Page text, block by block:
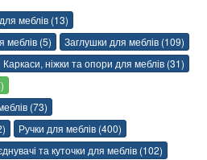
меблів (13)
(5)
Заглушки для меблів (109)
Каркаси, ніжки та опори для меблів (31)
(73)
Ручки для меблів (400)
та куточки для меблів (102)